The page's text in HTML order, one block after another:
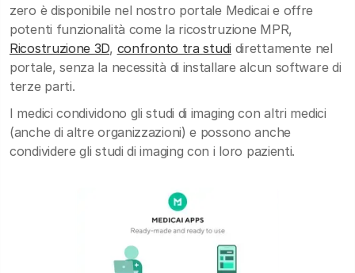
zero è disponibile nel nostro portale Medicai e offre
potenti funzionalità come la ricostruzione MPR,
Ricostruzione 3D, confronto tra studi direttamente nel
portale, senza la necessità di installare alcun software di
terze parti.
I medici condividono gli studi di imaging con altri medici
(anche di altre organizzazioni) e possono anche
condividere gli studi di imaging con i loro pazienti.